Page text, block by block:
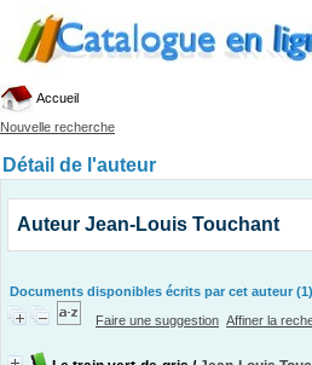
Accueil
Nouvelle recherche
Détail de l'auteur
Auteur Jean-Louis Touchant
Documents disponibles écrits par cet auteur (1)
Faire une suggestion Affiner la